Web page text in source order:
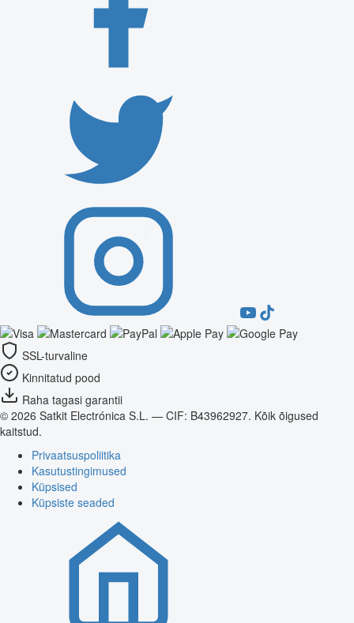
SSL-turvaline
Kinnitatud pood
Raha tagasi garantii
© 2026 Satkit Electrónica S.L. — CIF: B43962927. Kõik õigused
kaitstud.
Privaatsuspoliitika
Kasutustingimused
Küpsised
Küpsiste seaded